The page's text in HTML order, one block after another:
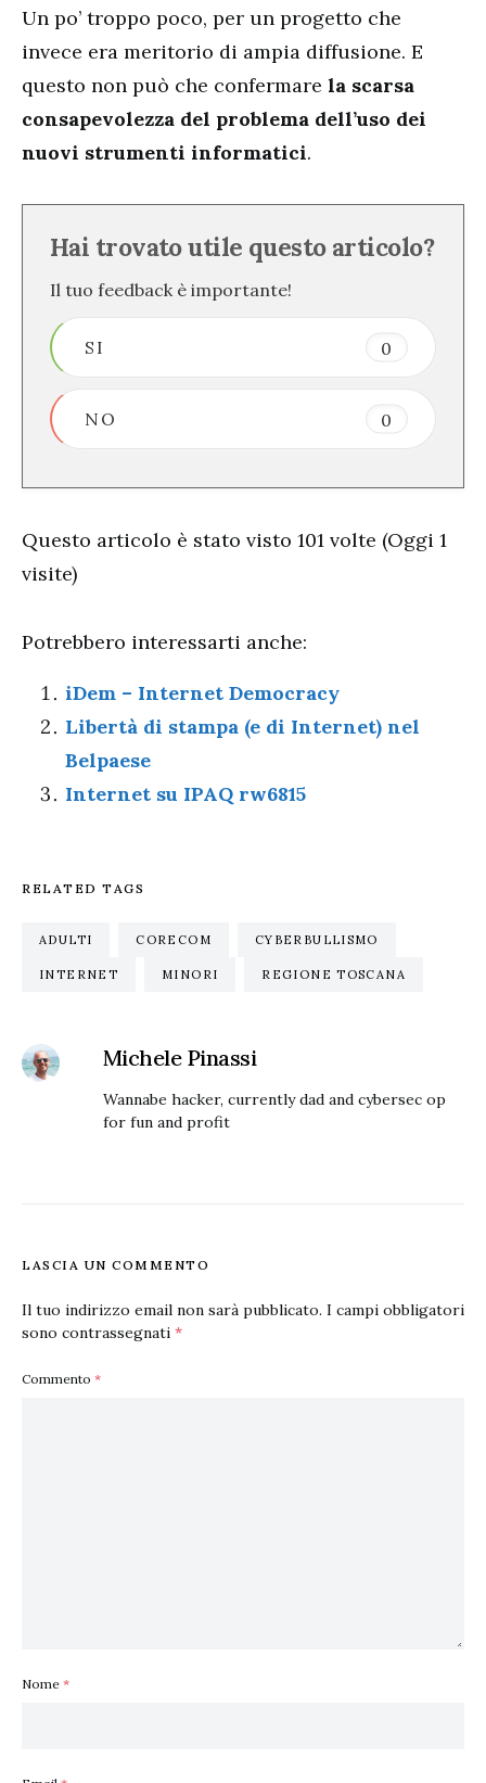
Un po’ troppo poco, per un progetto che
invece era meritorio di ampia diffusione. E
questo non può che confermare la scarsa
consapevolezza del problema dell’uso dei
nuovi strumenti informatici.
Hai trovato utile questo articolo?
Il tuo feedback è importante!
SI 0
NO 0
Questo articolo è stato visto 101 volte (Oggi 1
visite)
Potrebbero interessarti anche:
iDem – Internet Democracy
Libertà di stampa (e di Internet) nel
Belpaese
Internet su IPAQ rw6815
RELATED TAGS
ADULTI CORECOM CYBERBULLISMO
INTERNET MINORI REGIONE TOSCANA
Michele Pinassi
Wannabe hacker, currently dad and cybersec op
for fun and profit
LASCIA UN COMMENTO
Il tuo indirizzo email non sarà pubblicato. I campi obbligatori
sono contrassegnati *
Commento *
Nome *